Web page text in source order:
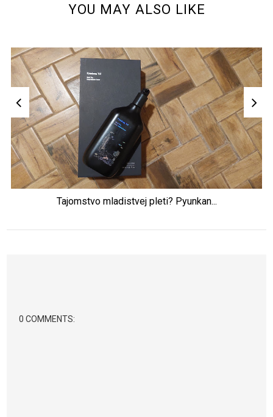
YOU MAY ALSO LIKE
Tajomstvo mladistvej pleti? Pyunkan...
0 COMMENTS: